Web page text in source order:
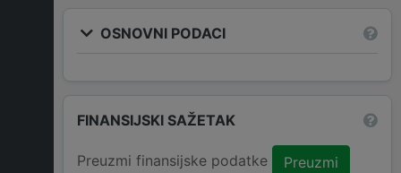
OSNOVNI PODACI
FINANSIJSKI SAŽETAK
Preuzmi finansijske podatke Preuzmi